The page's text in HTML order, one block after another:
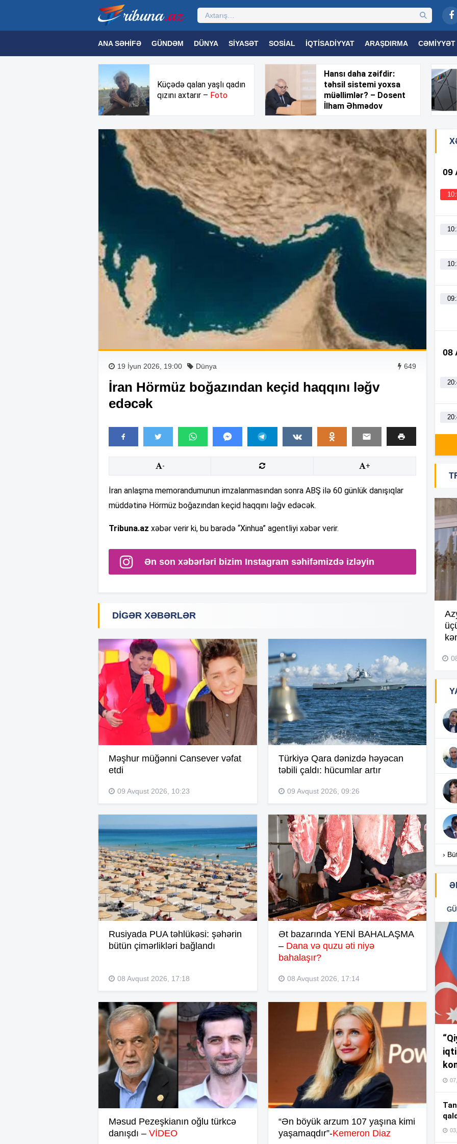
ANA SƏHIFƏ GÜNDƏM DÜNYA SIYASƏT SOSIAL İQTISADIYYAT ARAŞDIRMA CƏMIYYƏT
MƏDƏNIYYƏT SAĞLAMLIQ MARAQLI TRIBUNA TV
Küçədə qalan yaşlı qadın
qızını axtarır – Foto
Hansı daha zəifdir:
təhsil sistemi yoxsa
müəllimlər? – Dosent
İlham Əhmədov
19 İyun 2026, 19:00 Dünya 649
İran Hörmüz boğazından keçid haqqını ləğv
edəcək
- +
İran anlaşma memorandumunun imzalanmasından sonra ABŞ ilə 60 günlük danışıqlar
müddətinə Hörmüz boğazından keçid haqqını ləğv edəcək.
Tribuna.az xəbər verir ki, bu barədə “Xinhua” agentliyi xəbər verir.
Ən son xəbərləri bizim Instagram səhifəmizdə izləyin
DIGƏR XƏBƏRLƏR
Məşhur müğənni Cansever vəfat
etdi
09 Avqust 2026, 10:23
Türkiyə Qara dənizdə həyəcan
təbili çaldı: hücumlar artır
09 Avqust 2026, 09:26
Rusiyada PUA təhlükəsi: şəhərin
bütün çimərlikləri bağlandı
08 Avqust 2026, 17:18
Ət bazarında YENİ BAHALAŞMA
–Dana və quzu əti niyə
bahalaşır?
08 Avqust 2026, 17:14
Məsud Pezeşkianın oğlu türkcə
danışdı – VİDEO
“Ən böyük arzum 107 yaşına kimi
yaşamaqdır”-Kemeron Diaz
09
08
›